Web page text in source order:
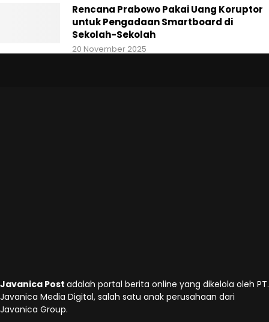
Rencana Prabowo Pakai Uang Koruptor
untuk Pengadaan Smartboard di
Sekolah-Sekolah
20 November 2025
Javanica Post adalah portal berita online yang dikelola oleh PT.
Javanica Media Digital, salah satu anak perusahaan dari
Javanica Group.